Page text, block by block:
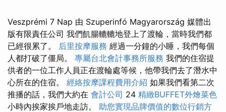
Veszprémi 7 Nap 由 Szuperinfó Magyarország 媒體出
版有限責任公司 我們飢腸轆轆地登上了渡輪，當時我們都
已經很累了。 后里按摩服務 經過一分鐘的小睡，我們每個
人都打破了僵局。 專屬台北會計事務所服務 我們的住宿提
供者的一位工作人員正在渡輪處等候，他帶我們去了潛水中
心所在的住宿。 經絡按摩課程費用介紹 如果我們看第二次
推播的話，我們大約在 會計公司 24 精緻BUFFET外燴菜色
小時內挨家挨戶地走訪。 助您實現品牌價值的數位行銷方